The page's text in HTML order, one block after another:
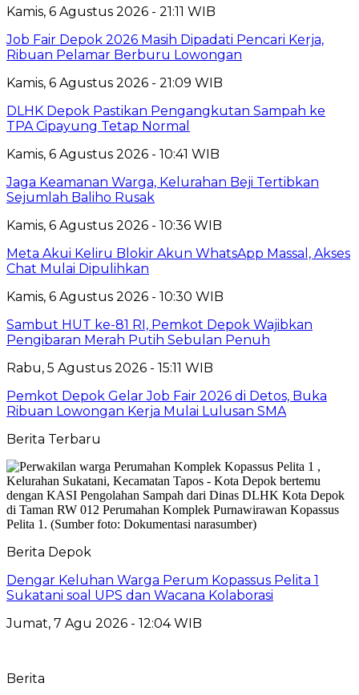
Kamis, 6 Agustus 2026 - 21:11 WIB
Job Fair Depok 2026 Masih Dipadati Pencari Kerja,
Ribuan Pelamar Berburu Lowongan
Kamis, 6 Agustus 2026 - 21:09 WIB
DLHK Depok Pastikan Pengangkutan Sampah ke
TPA Cipayung Tetap Normal
Kamis, 6 Agustus 2026 - 10:41 WIB
Jaga Keamanan Warga, Kelurahan Beji Tertibkan
Sejumlah Baliho Rusak
Kamis, 6 Agustus 2026 - 10:36 WIB
Meta Akui Keliru Blokir Akun WhatsApp Massal, Akses
Chat Mulai Dipulihkan
Kamis, 6 Agustus 2026 - 10:30 WIB
Sambut HUT ke-81 RI, Pemkot Depok Wajibkan
Pengibaran Merah Putih Sebulan Penuh
Rabu, 5 Agustus 2026 - 15:11 WIB
Pemkot Depok Gelar Job Fair 2026 di Detos, Buka
Ribuan Lowongan Kerja Mulai Lulusan SMA
Berita Terbaru
Berita Depok
Dengar Keluhan Warga Perum Kopassus Pelita 1
Sukatani soal UPS dan Wacana Kolaborasi
Jumat, 7 Agu 2026 - 12:04 WIB
Berita